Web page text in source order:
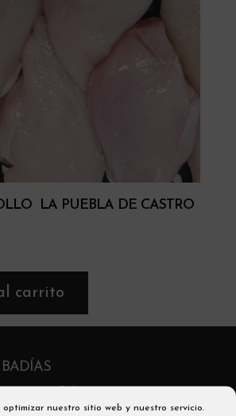
nuestro sitio web y nuestro servicio.
LA PUEBLA DE CASTRO
carrito